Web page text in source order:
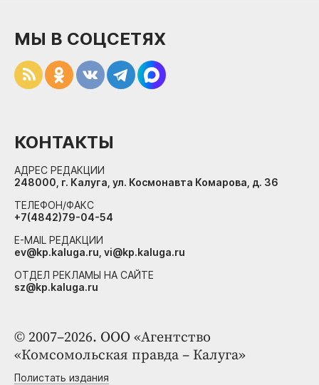
© 2007–2026. ООО «Агентство
«Комсомольская правда – Калуга»
Полистать издания
МЫ В СОЦСЕТЯХ
КОНТАКТЫ
АДРЕС РЕДАКЦИИ
248000, г. Калуга, ул. Космонавта Комарова, д. 36
ТЕЛЕФОН/ФАКС
+7(4842)79-04-54
E-MAIL РЕДАКЦИИ
ev@kp.kaluga.ru, vi@kp.kaluga.ru
ОТДЕЛ РЕКЛАМЫ НА САЙТЕ
sz@kp.kaluga.ru